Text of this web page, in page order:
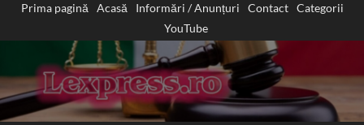
Prima pagină Acasă Informări / Anunțuri Contact
Categorii
YouTube